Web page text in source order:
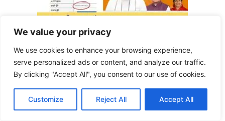
We value your privacy
We use cookies to enhance your browsing experience,
serve personalized ads or content, and analyze our traffic.
By clicking "Accept All", you consent to our use of cookies.
Customize Reject All Accept All
odisha 2025 | check subhadra yojana
status online through mobile, here is the